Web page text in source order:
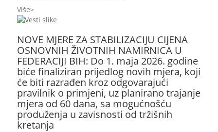
Više
NOVE MJERE ZA STABILIZACIJU CIJENA
OSNOVNIH ŽIVOTNIH NAMIRNICA U
FEDERACIJI BIH: Do 1. maja 2026. godine
biće finaliziran prijedlog novih mjera, koji
će biti razrađen kroz odgovarajući
pravilnik o primjeni, uz planirano trajanje
mjera od 60 dana, sa mogućnošću
produženja u zavisnosti od tržišnih
kretanja